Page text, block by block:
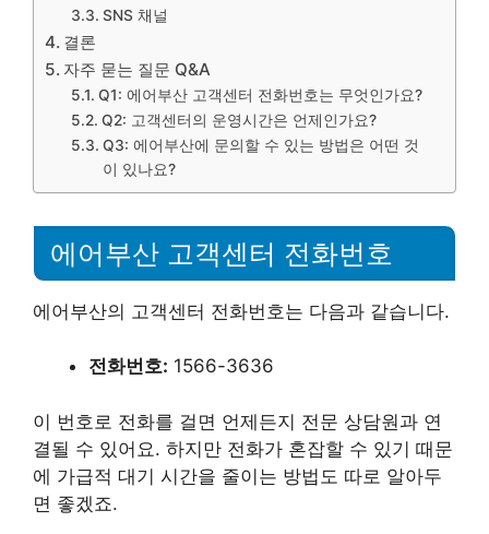
SNS 채널
결론
자주 묻는 질문 Q&A
Q1: 에어부산 고객센터 전화번호는 무엇인가요?
Q2: 고객센터의 운영시간은 언제인가요?
Q3: 에어부산에 문의할 수 있는 방법은 어떤 것
이 있나요?
에어부산 고객센터 전화번호
에어부산의 고객센터 전화번호는 다음과 같습니다.
전화번호: 1566-3636
이 번호로 전화를 걸면 언제든지 전문 상담원과 연
결될 수 있어요. 하지만 전화가 혼잡할 수 있기 때문
에 가급적 대기 시간을 줄이는 방법도 따로 알아두
면 좋겠죠.